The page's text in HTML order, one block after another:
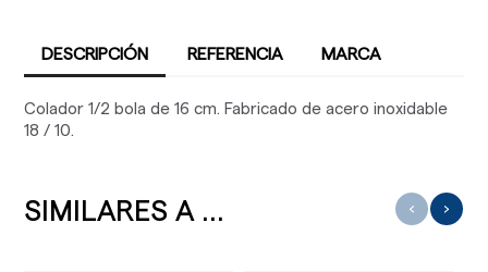
DESCRIPCIÓN REFERENCIA MARCA
Colador 1/2 bola de 16 cm. Fabricado de acero inoxidable
18 / 10.
SIMILARES A ... ‹ ›